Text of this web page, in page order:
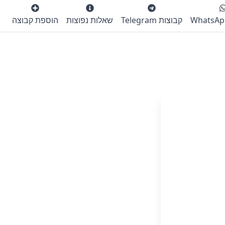
קבוצות Telegram שאלות נפוצות הוספת קבוצה